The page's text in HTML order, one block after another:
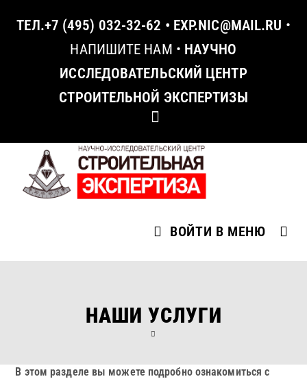
ТЕЛ.+7 (495) 032-32-62 • EXP.NIC@MAIL.RU •
НАПИШИТЕ НАМ • НАУЧНО
ИССЛЕДОВАТЕЛЬСКИЙ ЦЕНТР
СТРОИТЕЛЬНОЙ ЭКСПЕРТИЗЫ
ВОЙТИ В МЕНЮ
НАШИ УСЛУГИ
В этом разделе вы можете подробно ознакомиться с